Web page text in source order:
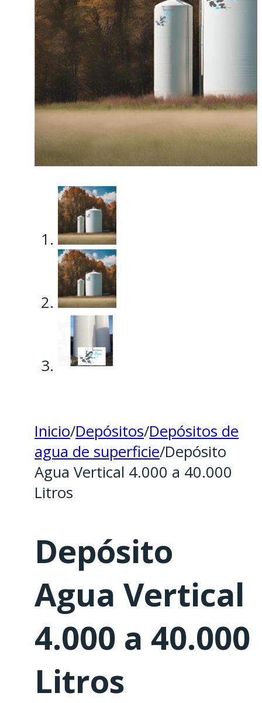
Inicio/Depósitos/Depósitos de
agua de superficie/Depósito
Agua Vertical 4.000 a 40.000
Litros
Depósito
Agua Vertical
4.000 a 40.000
Litros